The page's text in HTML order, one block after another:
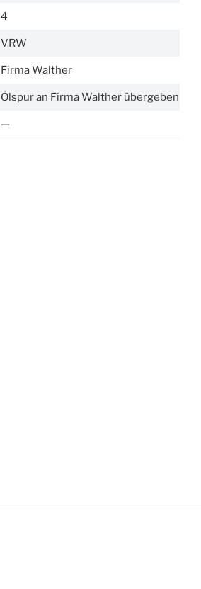
4
VRW
Firma Walther
Ölspur an Firma Walther übergeben
—